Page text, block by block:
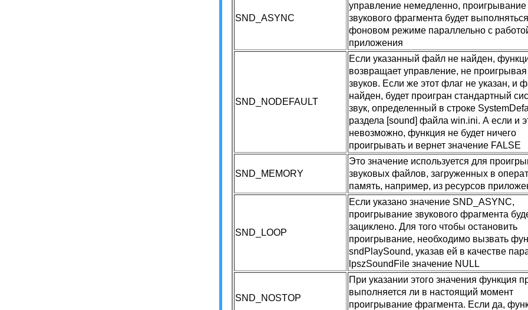
SND_ASYNC
управление немедленно, проигрывание
звукового фрагмента будет
фоновом режиме параллельно с
приложения
SND_NODEFAULT
Если указанный файл не найден,
возвращает управление, не проигрывая
звуков. Если же этот флаг не указан, и
найден, будет проигран стандартный
звук, определенный в строке
раздела [sound] файла win.ini. А если и
невозможно, функция не будет ничего
проигрывать и вернет значение FALSE
SND_MEMORY
Это значение используется для
звуковых файлов, загруженных в
память, например, из ресурсов
SND_LOOP
Если указано значение SND_ASYNC,
проигрывание звукового фрагмента
зациклено. Для того чтобы остановить
проигрывание, необходимо вызвать
sndPlaySound, указав ей в качестве
lpszSoundFile значение NULL
SND_NOSTOP
При указании этого значения функция
выполняется ли в настоящий момент
проигрывание фрагмента. Если да,